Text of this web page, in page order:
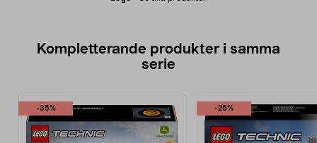
Kompletterande produkter i samma
serie
-35% -25%